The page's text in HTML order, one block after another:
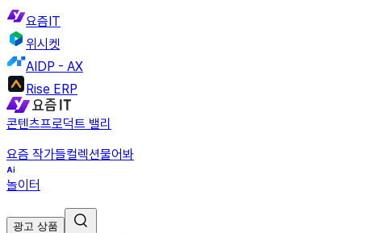
요즘IT
위시켓
AIDP - AX
Rise ERP
콘텐츠프로덕트 밸리
요즘 작가들컬렉션물어봐
놀이터
광고 상품